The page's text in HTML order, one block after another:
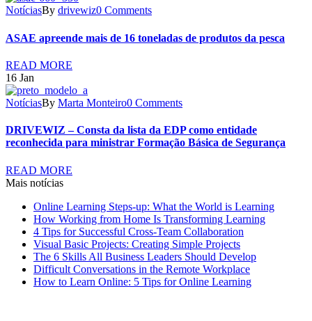
NotíciasBy drivewiz0 Comments
ASAE apreende mais de 16 toneladas de produtos da pesca
READ MORE
16 Jan
NotíciasBy Marta Monteiro0 Comments
DRIVEWIZ – Consta da lista da EDP como entidade
reconhecida para ministrar Formação Básica de Segurança
READ MORE
Mais notícias
Online Learning Steps-up: What the World is Learning
How Working from Home Is Transforming Learning
4 Tips for Successful Cross-Team Collaboration
Visual Basic Projects: Creating Simple Projects
The 6 Skills All Business Leaders Should Develop
Difficult Conversations in the Remote Workplace
How to Learn Online: 5 Tips for Online Learning